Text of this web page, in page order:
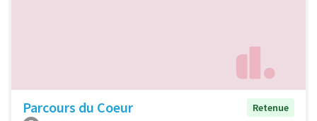
Parcours du Coeur
Retenue